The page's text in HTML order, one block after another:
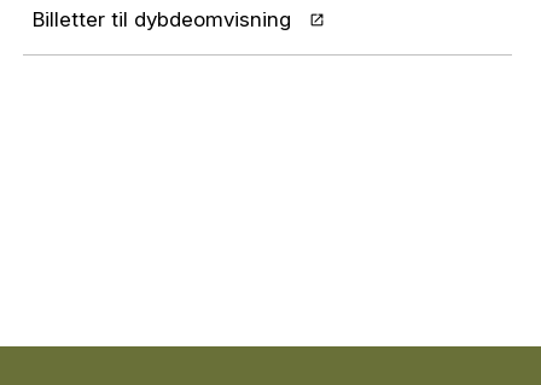
Billetter til dybdeomvisning